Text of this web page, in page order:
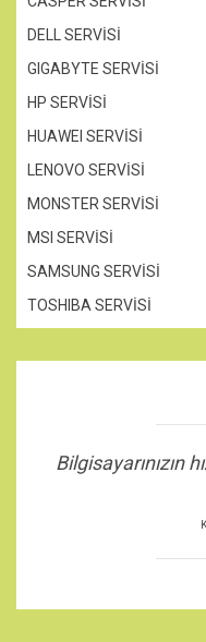
DELL SERVİSİ
GIGABYTE SERVİSİ
HP SERVİSİ
HUAWEI SERVİSİ
LENOVO SERVİSİ
MONSTER SERVİSİ
MSI SERVİSİ
SAMSUNG SERVİSİ
TOSHIBA SERVİSİ
Bilgisayarınızın